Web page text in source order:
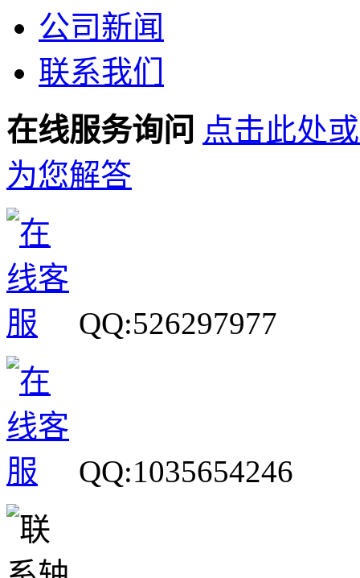
公司新闻
联系我们
在线服务询问 点击此处
为您解答
QQ:526297977
QQ:1035654246